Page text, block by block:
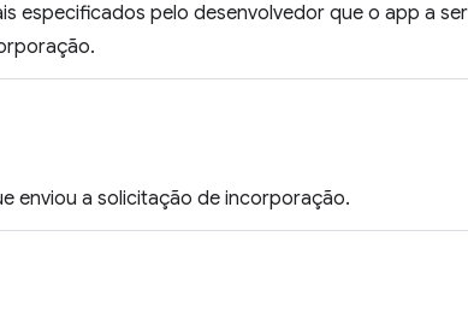
especificados pelo desenvolvedor que o app a
enviou a solicitação de incorporação.